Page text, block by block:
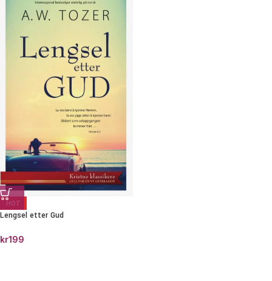
HOT
Lengsel etter Gud
kr199